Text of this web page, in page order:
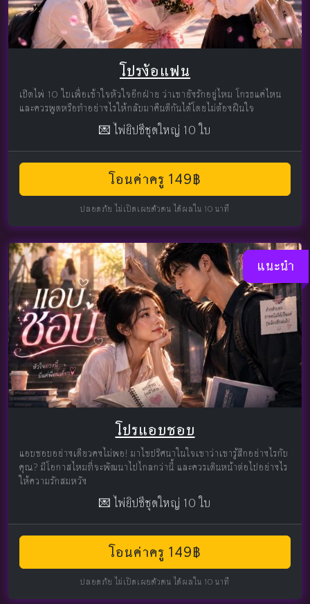
โปรง้อแฟน
เปิดไพ่ 10 ใบเพื่อเข้าใจหัวใจอีกฝ่าย ว่าเขายังรักอยู่ไหม โกรธแค่ไหน
และควรพูดหรือทำอย่างไรให้กลับมาคืนดีกันได้โดยไม่ต้องฝืนใจ
💌 ไพ่ยิปซีชุดใหญ่ 10 ใบ
โอนค่าครู 149฿
ปลอดภัย ไม่เปิดเผยตัวตน ได้ผลใน 10 นาที
แนะนำ
โปรแอบชอบ
แอบชอบอย่างเดียวคงไม่พอ! มาไขปริศนาในใจเขาว่าเขารู้สึกอย่างไรกับ
คุณ? มีโอกาสไหมที่จะพัฒนาไปไกลกว่านี้ และควรเดินหน้าต่อไปอย่างไร
ให้ความรักสมหวัง
💌 ไพ่ยิปซีชุดใหญ่ 10 ใบ
โอนค่าครู 149฿
ปลอดภัย ไม่เปิดเผยตัวตน ได้ผลใน 10 นาที